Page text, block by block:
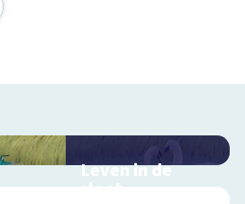
Leven in de
sloot